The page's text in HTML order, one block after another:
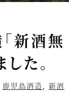
新酒無
た。
鹿児島酒造,新酒